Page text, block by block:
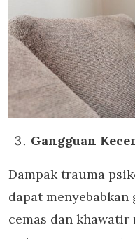
Gangguan
Dampak trauma
dapat menyebabkan
cemas dan khawatir